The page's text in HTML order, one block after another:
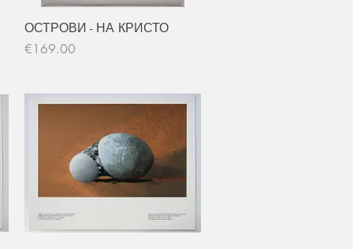
Quick View
ОСТРОВИ - НА КРИСТО
Price
€169.00